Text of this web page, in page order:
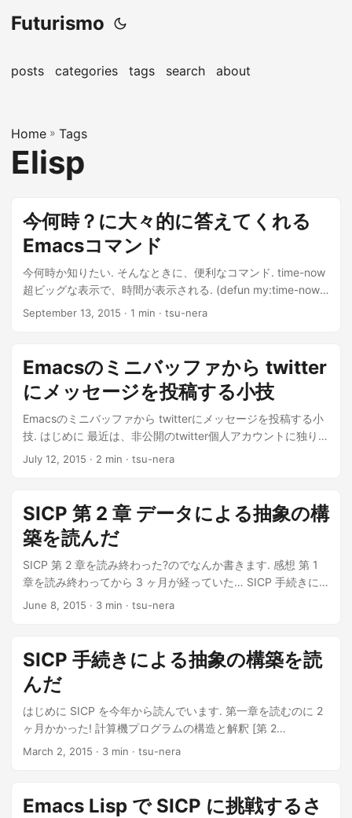
Futurismo
posts categories tags search about
Home » Tags
Elisp
今何時？に大々的に答えてくれる
Emacsコマンド
今何時か知りたい. そんなときに、便利なコマンド. time-now
超ビッグな表示で、時間が表示される. (defun my:time-now
() (interactive) (let ((temp-buffer-show-function 'switch-to-
face '(:height 2000)) (buffer-face-mode))) (global-set-key
(kbd "C-<f9>") 'my:time-now) 時間を確認し...
September 13, 2015 · 1 min · tsu-nera
Emacsのミニバッファから twitter
にメッセージを投稿する小技
Emacsのミニバッファから twitterにメッセージを投稿する小
技. はじめに 最近は、非公開のtwitter個人アカウントに独り言
をすること...
July 12, 2015 · 2 min · tsu-nera
SICP 第 2 章 データによる抽象の構
築を読んだ
SICP 第 2 章を読み終わった?のでなんか書きます. 感想 第 1
章を読み終わってから 3 ヶ月が経っていた… SICP 手続きに
よる抽象の構築を読んだ |...
June 8, 2015 · 3 min · tsu-nera
SICP 手続きによる抽象の構築を読
んだ
はじめに SICP を今年から読んでいます. 第一章を読むのに 2
ヶ月かかった! 計算機プログラムの構造と解釈 [第 2
版]posted with amazlink at 15.03.02ハ...
March 2, 2015 · 3 min · tsu-nera
Emacs Lisp で SICP に挑戦するさ